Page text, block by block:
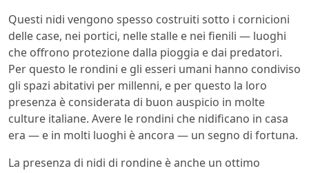
Questi nidi vengono spesso costruiti sotto i cornicioni
delle case, nei portici, nelle stalle e nei fienili — luoghi
che offrono protezione dalla pioggia e dai predatori.
Per questo le rondini e gli esseri umani hanno condiviso
gli spazi abitativi per millenni, e per questo la loro
presenza è considerata di buon auspicio in molte
culture italiane. Avere le rondini che nidificano in casa
era — e in molti luoghi è ancora — un segno di fortuna.
La presenza di nidi di rondine è anche un ottimo